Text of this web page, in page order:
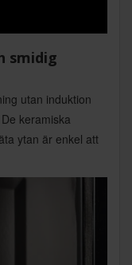
smidig
utan induktion
keramiska
ytan är enkel att